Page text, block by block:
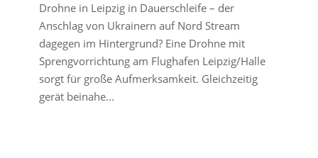
Drohne in Leipzig in Dauerschleife – der
Anschlag von Ukrainern auf Nord Stream
dagegen im Hintergrund? Eine Drohne mit
Sprengvorrichtung am Flughafen Leipzig/Halle
sorgt für große Aufmerksamkeit. Gleichzeitig
gerät beinahe...